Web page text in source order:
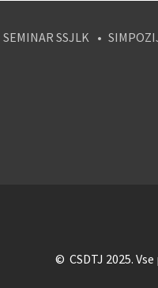
SEMINAR SSJLK
© CSDTJ 2025.